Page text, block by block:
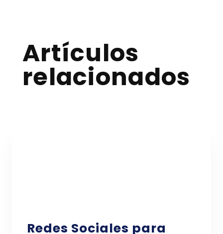
Artículos
relacionados
Redes Sociales para